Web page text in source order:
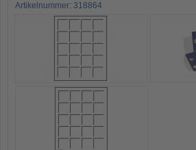
Artikelnummer: 318864